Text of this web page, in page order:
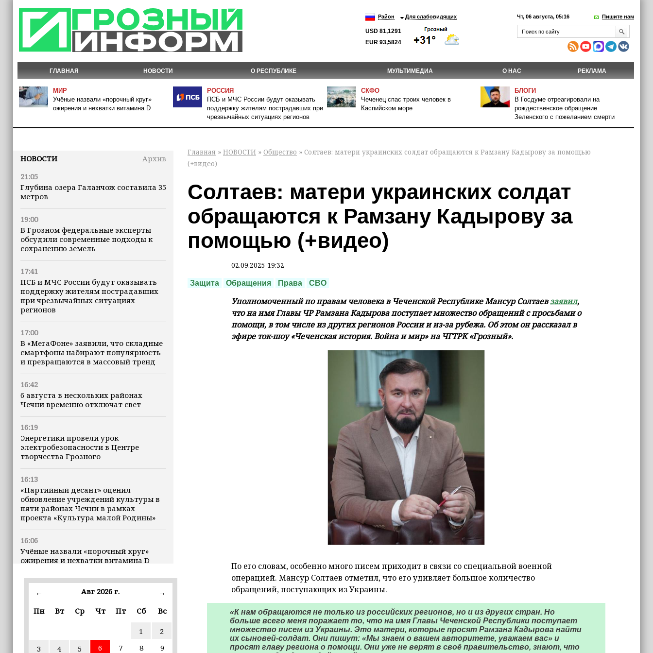
Район Для слабовидящих
USD 81,1291
EUR 93,5824
Чт, 06 августа, 05:16 Пишите нам
ГЛАВНАЯ НОВОСТИ О РЕСПУБЛИКЕ МУЛЬТИМЕДИА О НАС РЕКЛАМА
МИР
Учёные назвали «порочный круг»
ожирения и нехватки витамина D
РОССИЯ
ПСБ и МЧС России будут оказывать
поддержку жителям пострадавших при
чрезвычайных ситуациях регионов
СКФО
Чеченец спас троих человек в
Каспийском море
БЛОГИ
В Госдуме отреагировали на
рождественское обращение
Зеленского с пожеланием смерти
НОВОСТИ
Архив
21:05
Глубина озера Галанчож составила 35
метров
19:00
В Грозном федеральные эксперты
обсудили современные подходы к
сохранению земель
17:41
ПСБ и МЧС России будут оказывать
поддержку жителям пострадавших
при чрезвычайных ситуациях
регионов
17:00
В «МегаФоне» заявили, что складные
смартфоны набирают популярность
и превращаются в массовый тренд
16:42
6 августа в нескольких районах
Чечни временно отключат свет
16:19
Энергетики провели урок
электробезопасности в Центре
творчества Грозного
16:13
«Партийный десант» оценил
обновление учреждений культуры в
пяти районах Чечни в рамках
проекта «Культура малой Родины»
16:06
Учёные назвали «порочный круг»
ожирения и нехватки витамина D
16:00
В Чеченской Республике начинается
избирательные комиссии
← Авг 2026 г.
→
Пн
Вт Ср Чт Пт Сб Вс
1
2
3
4 5 6 7 8
9
Главная » НОВОСТИ » Общество » Солтаев: матери украинских солдат обращаются к Рамзану Кадырову за помощью
(+видео)
Солтаев: матери украинских солдат
обращаются к Рамзану Кадырову за
помощью (+видео)
02.09.2025 19:32
Защита Обращения Права СВО
Уполномоченный по правам человека в Чеченской Республике Мансур Солтаевзаявил,
что на имя Главы ЧР Рамзана Кадырова поступает множество обращений с просьбами о
помощи, в том числе из других регионов России и из-за рубежа. Об этом он рассказал в
эфире ток-шоу «Чеченская история. Война и мир» на ЧГТРК «Грозный».
По его словам, особенно много писем приходит в связи со специальной военной
операцией. Мансур Солтаев отметил, что его удивляет большое количество
обращений, поступающих из Украины.
«К нам обращаются не только из российских регионов, но и из других стран. Но
больше всего меня поражает то, что на имя Главы Чеченской Республики поступает
множество писем из Украины. Это матери, которые просят Рамзана Кадырова найти
их сыновей-солдат. Они пишут: «Мы знаем о вашем авторитете, уважаем вас» и
просят главу региона о помощи. Они уже не верят в своё правительство, знают, что